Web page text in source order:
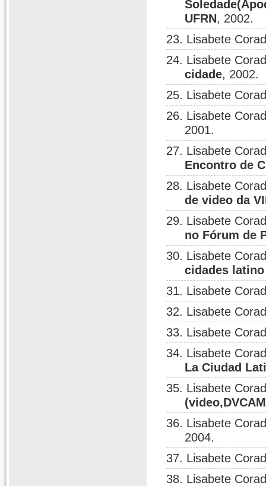
UFRN, 2002.
23. Lisabete
24. Lisabete
cidade, 2002.
25. Lisabete
26. Lisabete
2001.
27. Lisabete
Encontro de
28. Lisabete
de video da
29. Lisabete
no Fórum de
30. Lisabete
cidades
31. Lisabete
32. Lisabete
33. Lisabete
34. Lisabete
La Ciudad
35. Lisabete
36. Lisabete
2004.
37. Lisabete
38. Lisabete